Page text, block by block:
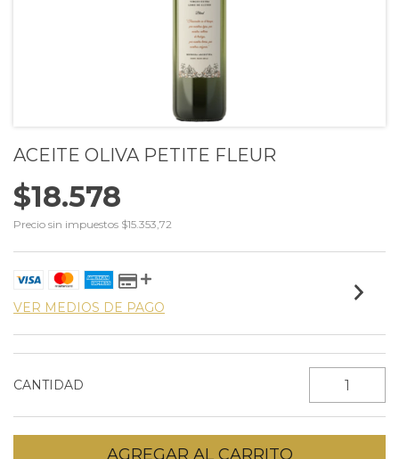
ACEITE OLIVA PETITE FLEUR
$18.578
Precio sin impuestos $15.353,72
VER MEDIOS DE PAGO
CANTIDAD